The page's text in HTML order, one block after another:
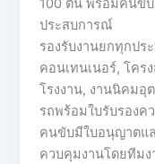
100 ตัน พร้อมคนขั
ประสบการณ์
รองรับงานยกทุกปร
คอนเทนเนอร์, โคร
โรงงาน, งานนิคมอุ
รถพร้อมใบรับรอง
คนขับมีใบอนุญาตแ
ควบคุมงานโดยทีม